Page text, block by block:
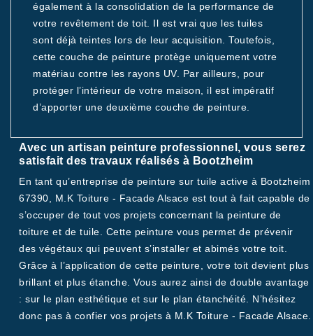
également à la consolidation de la performance de
votre revêtement de toit. Il est vrai que les tuiles
sont déjà teintes lors de leur acquisition. Toutefois,
cette couche de peinture protège uniquement votre
matériau contre les rayons UV. Par ailleurs, pour
protéger l’intérieur de votre maison, il est impératif
d’apporter une deuxième couche de peinture.
Avec un artisan peinture professionnel, vous serez
satisfait des travaux réalisés à Bootzheim
En tant qu’entreprise de peinture sur tuile active à Bootzheim
67390, M.K Toiture - Facade Alsace est tout à fait capable de
s’occuper de tout vos projets concernant la peinture de
toiture et de tuile. Cette peinture vous permet de prévenir
des végétaux qui peuvent s’installer et abimés votre toit.
Grâce à l’application de cette peinture, votre toit devient plus
brillant et plus étanche. Vous aurez ainsi de double avantage
: sur le plan esthétique et sur le plan étanchéité. N’hésitez
donc pas à confier vos projets à M.K Toiture - Facade Alsace.